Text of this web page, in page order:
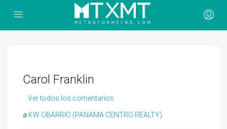
Carol Franklin
Ver todos los comentarios
a KW OBARRIO (PANAMA CENTRO REALTY)